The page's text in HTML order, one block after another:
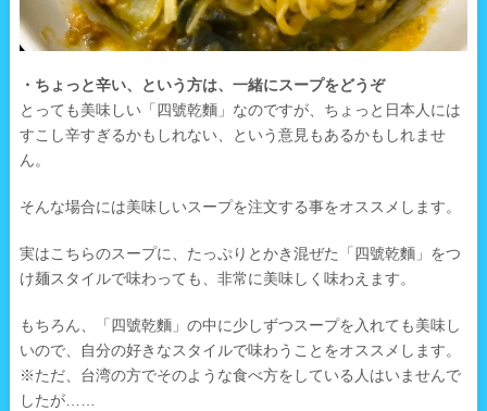
・ちょっと辛い、という方は、一緒にスープをどうぞ
とっても美味しい「四號乾麵」なのですが、ちょっと日本人には
すこし辛すぎるかもしれない、という意見もあるかもしれませ
ん。
そんな場合には美味しいスープを注文する事をオススメします。
実はこちらのスープに、たっぷりとかき混ぜた「四號乾麵」をつ
け麺スタイルで味わっても、非常に美味しく味わえます。
もちろん、「四號乾麵」の中に少しずつスープを入れても美味し
いので、自分の好きなスタイルで味わうことをオススメします。
※ただ、台湾の方でそのような食べ方をしている人はいませんで
したが……